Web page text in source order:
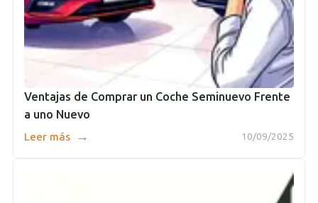
Ventajas de Comprar un Coche Seminuevo Frente
a uno Nuevo
10/09/2025
Leer más →